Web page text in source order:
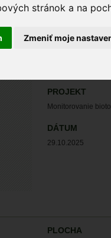
stránok a na
Zmeniť moje
PROJEKT
Monitorovanie
DÁTUM
29.10.2025
PLOCHA